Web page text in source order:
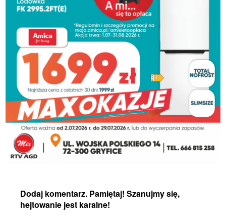
Dodaj komentarz. Pamiętaj! Szanujmy się,
hejtowanie jest karalne!